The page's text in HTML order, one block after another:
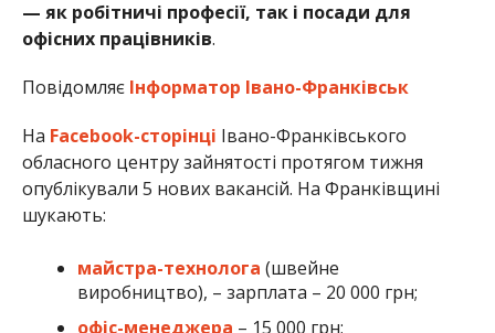
— як робітничі професії, так і посади для
офісних працівників.
Повідомляє Інформатор Івано-Франківськ
На Facebook-сторінці Івано-Франківського
обласного центру зайнятості протягом тижня
опублікували 5 нових вакансій. На Франківщині
шукають:
майстра-технолога (швейне
виробництво), – зарплата – 20 000 грн;
офіс-менеджера – 15 000 грн;